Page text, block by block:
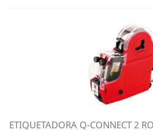
ETIQUETADORA Q-CONNECT 2